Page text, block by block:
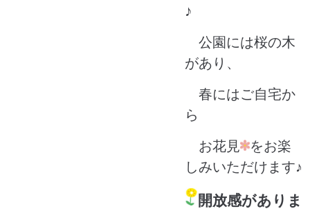
♪
公園には桜の木
があり、
春にはご自宅か
ら
お花見
をお楽
しみいただけます♪
開放感がありま